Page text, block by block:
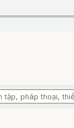
Português /